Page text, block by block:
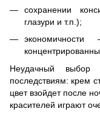
сохранении
глазури и т.п.);
Неудачный выбор
последствиям: крем
цвет взойдет после
красителей играют